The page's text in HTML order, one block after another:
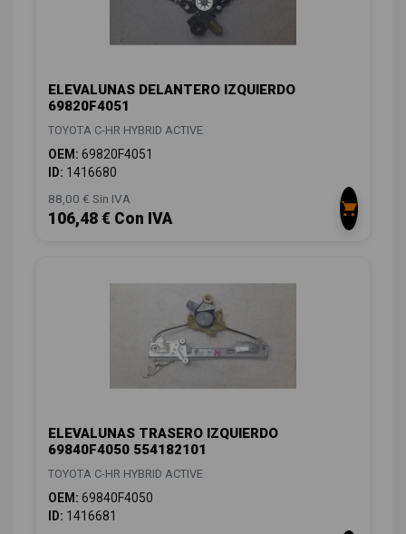
ELEVALUNAS DELANTERO IZQUIERDO
69820F4051
TOYOTA C-HR HYBRID ACTIVE
OEM: 69820F4051
ID: 1416680
88,00 € Sin IVA
106,48 € Con IVA
ELEVALUNAS TRASERO IZQUIERDO
69840F4050 554182101
TOYOTA C-HR HYBRID ACTIVE
OEM: 69840F4050
ID: 1416681